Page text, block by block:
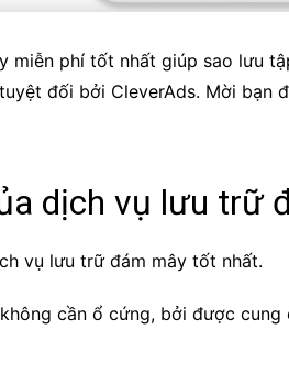
miễn phí tốt nhất giúp sao lưu
đối bởi CleverAds. Mời bạn
dịch vụ lưu trữ
vụ lưu trữ đám mây tốt nhất.
cần ổ cứng, bởi được cung